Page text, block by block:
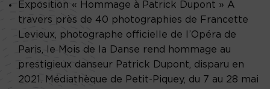
Exposition « Hommage à Patrick Dupont » A
travers près de 40 photographies de Francette
Levieux, photographe officielle de l’Opéra de
Paris, le Mois de la Danse rend hommage au
prestigieux danseur Patrick Dupont, disparu en
2021. Médiathèque de Petit-Piquey, du 7 au 28 mai